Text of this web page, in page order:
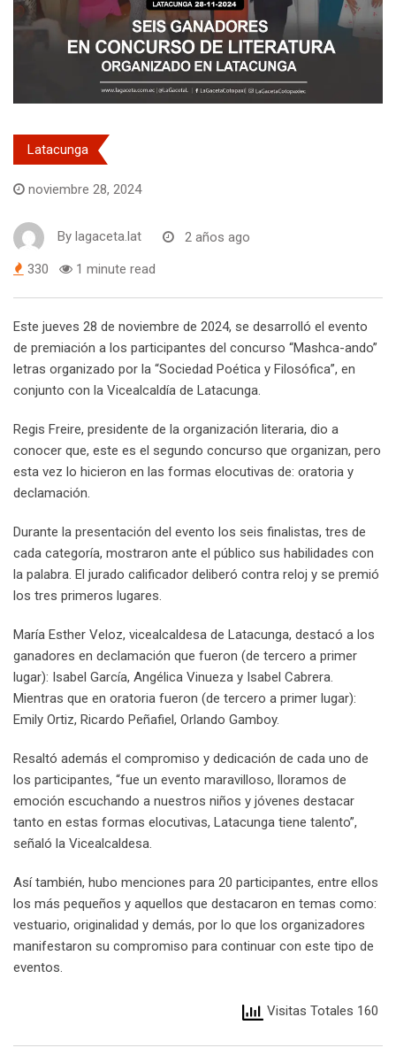
Latacunga
noviembre 28, 2024
By lagaceta.lat 2 años ago
330 1 minute read
Este jueves 28 de noviembre de 2024, se desarrolló el evento
de premiación a los participantes del concurso “Mashca-ando”
letras organizado por la “Sociedad Poética y Filosófica”, en
conjunto con la Vicealcaldía de Latacunga.
Regis Freire, presidente de la organización literaria, dio a
conocer que, este es el segundo concurso que organizan, pero
esta vez lo hicieron en las formas elocutivas de: oratoria y
declamación.
Durante la presentación del evento los seis finalistas, tres de
cada categoría, mostraron ante el público sus habilidades con
la palabra. El jurado calificador deliberó contra reloj y se premió
los tres primeros lugares.
María Esther Veloz, vicealcaldesa de Latacunga, destacó a los
ganadores en declamación que fueron (de tercero a primer
lugar): Isabel García, Angélica Vinueza y Isabel Cabrera.
Mientras que en oratoria fueron (de tercero a primer lugar):
Emily Ortiz, Ricardo Peñafiel, Orlando Gamboy.
Resaltó además el compromiso y dedicación de cada uno de
los participantes, “fue un evento maravilloso, lloramos de
emoción escuchando a nuestros niños y jóvenes destacar
tanto en estas formas elocutivas, Latacunga tiene talento”,
señaló la Vicealcaldesa.
Así también, hubo menciones para 20 participantes, entre ellos
los más pequeños y aquellos que destacaron en temas como:
vestuario, originalidad y demás, por lo que los organizadores
manifestaron su compromiso para continuar con este tipo de
eventos.
Visitas Totales 160